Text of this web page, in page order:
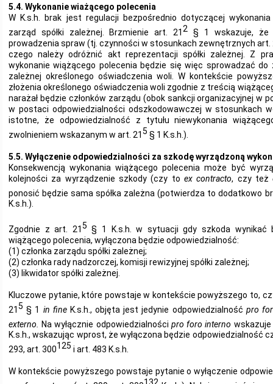
5.4. Wykonanie wiażącego polecenia
W K.s.h. brak jest regulacji bezpośrednio dotyczącej
zarząd spółki zależnej. Brzmienie art. 212 § 1 wskazuje, że
prowadzenia spraw (tj. czynności w stosunkach zewnętrznych art.
czego należy odróżnić akt reprezentacji spółki zależnej. Z
wykonanie wiążącego polecenia będzie się więc sprowadzać do
zależnej określonego oświadczenia woli. W kontekście
złożenia określonego oświadczenia woli zgodnie z treścią
narażał będzie członków zarządu (obok sankcji organizacyjnej w
w postaci odpowiedzialności odszkodowawczej w stosunkach
istotne, że odpowiedzialność z tytułu niewykonania
zwolnieniem wskazanym w art. 215 § 1 K.s.h.).
5.5. Wyłączenie odpowiedzialności za szkodę wyrządzoną
Konsekwencją wykonania wiążącego polecenia może być
kolejności za wyrządzenie szkody (czy to ex contracto, czy też
ponosić będzie sama spółka zależna (potwierdza to dodatkowo
K.s.h.).
Zgodnie z art. 215 § 1 K.s.h. w sytuacji gdy szkoda wynikać
wiążącego polecenia, wyłączona będzie odpowiedzialność:
(1) członka zarządu spółki zależnej;
(2) członka rady nadzorczej, komisji rewizyjnej spółki zależnej;
(3) likwidator spółki zależnej.
Kluczowe pytanie, które powstaje w kontekście powyższego to,
215 § 1 in fineK.s.h., objęta jest jedynie odpowiedzialność pro
externo. Na wyłącznie odpowiedzialności pro foro interno
K.s.h., wskazując wprost, że wyłączona będzie odpowiedzialność
293, art. 300125 i art. 483 K.s.h.
W kontekście powyższego powstaje pytanie o wyłączenie